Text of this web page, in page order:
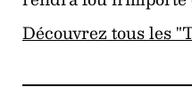
Découvrez tous les